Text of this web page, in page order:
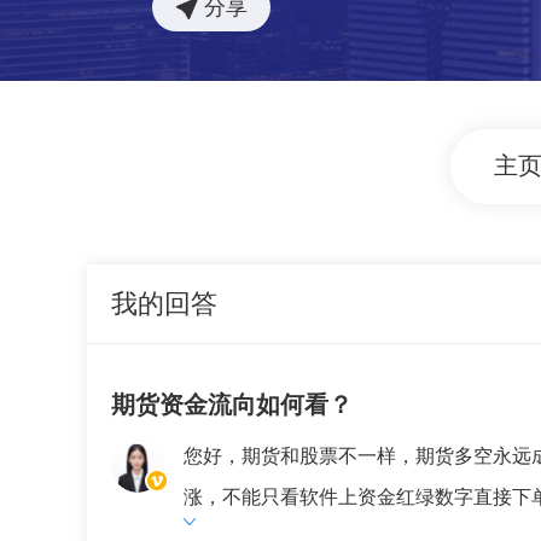
分享
主页
我的回答
期货资金流向如何看？
您好，期货和股票不一样，期货多空永
涨，不能只看软件上资金红绿数字直接